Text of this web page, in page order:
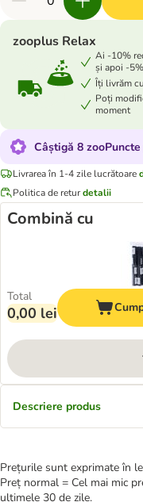
zooplus Relax
Ai -10%
și apoi -
Îți livrăm
Poți
moment
Câștigă 8
Livrarea în 1-4 zile lucrătoare
Politica de returdetalii
Combină cu
Total
0,00 lei
Descriere produs
Prețurile sunt exprimate în
Preț normal = Cel mai mic
ultimele 30 de zile.